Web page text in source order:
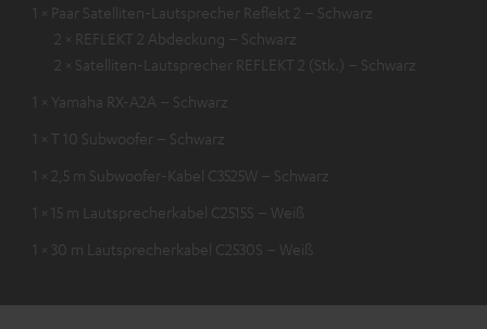
1 × Paar Satelliten-Lautsprecher Reflekt 2 – Schwarz
2 × REFLEKT 2 Abdeckung – Schwarz
2 × Satelliten-Lautsprecher REFLEKT 2 (Stk.) – Schwarz
1 × Yamaha RX-A2A – Schwarz
1 × T 10 Subwoofer – Schwarz
1 × 2,5 m Subwoofer-Kabel C3525W – Schwarz
1 × 15 m Lautsprecherkabel C2515S – Weiß
1 × 30 m Lautsprecherkabel C2530S – Weiß